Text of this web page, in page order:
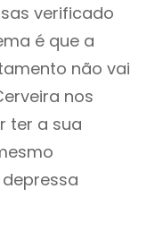
verificado
é que a
não vai
nos
ter a sua